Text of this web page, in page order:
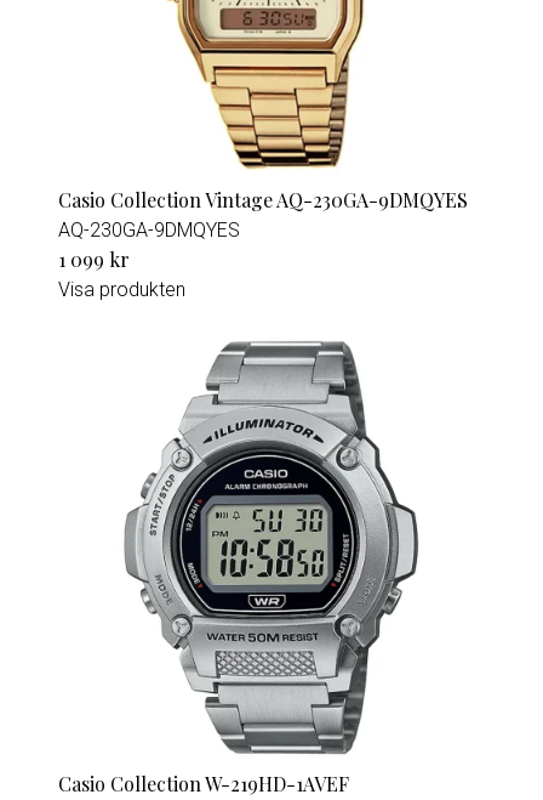
Casio Collection Vintage AQ-230GA-9DMQYES
AQ-230GA-9DMQYES
1 099 kr
Visa produkten
Casio Collection W-219HD-1AVEF